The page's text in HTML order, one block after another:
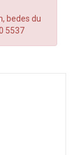
bedes du
5537